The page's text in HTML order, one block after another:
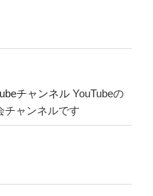
チャンネル YouTubeの
チャンネルです